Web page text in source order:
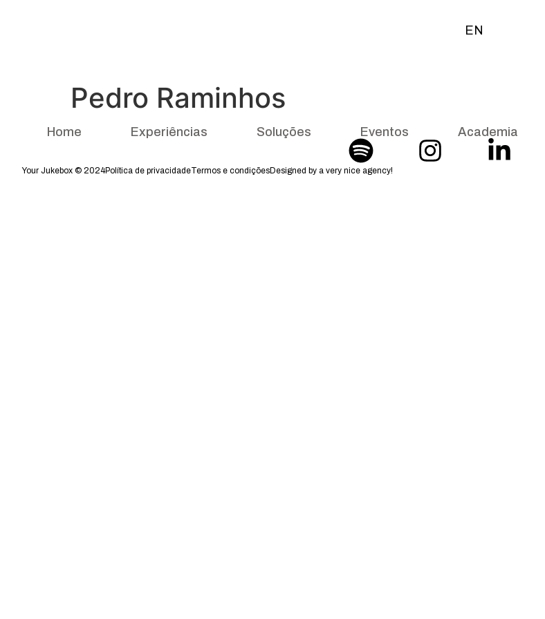
EN
Pedro Raminhos
Home Experiências Soluções Eventos Academia
Your Jukebox © 2024Política de privacidadeTermos e condiçõesDesigned by a very nice agency!